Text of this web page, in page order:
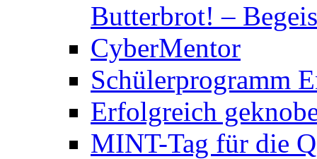
Butterbrot! –
CyberMentor
Schülerprogramm
Erfolgreich
MINT-Tag für die